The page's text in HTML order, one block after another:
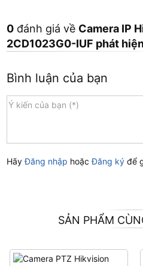
0 đánh giá về Camera IP
2CD1023G0-IUF phát
Bình luận của bạn
HãyĐăng nhập hoặcĐăng ký để
SẢN PHẨM